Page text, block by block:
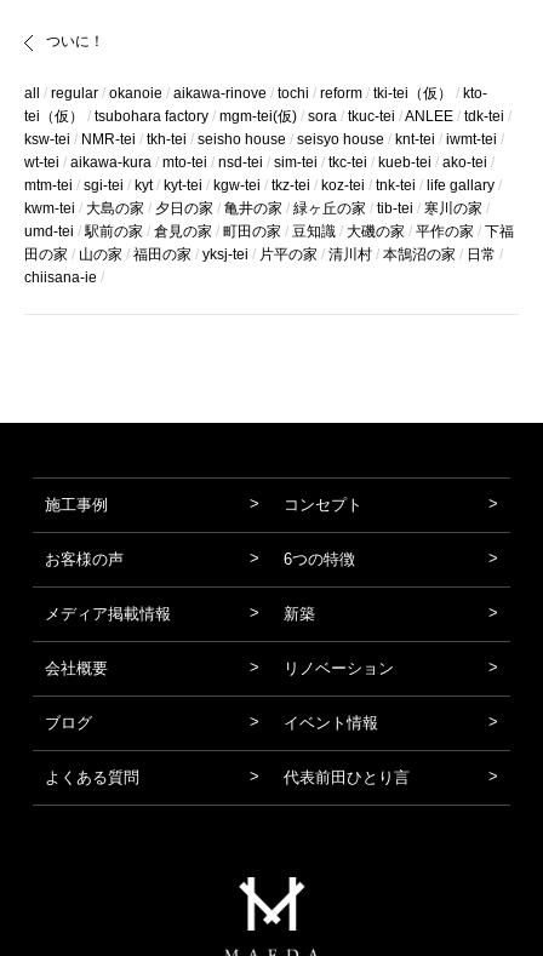
ついに！
all regular okanoie aikawa-rinove tochi reform tki-tei（仮）
kto-
tei（仮）
tsubohara factory mgm-tei(仮) sora tkuc-tei ANLEE
tdk-tei
ksw-tei
NMR-tei tkh-tei seisho house seisyo house knt-tei
iwmt-tei
wt-tei
aikawa-kura mto-tei nsd-tei sim-tei tkc-tei kueb-tei
ako-tei
mtm-tei
sgi-tei kyt kyt-tei kgw-tei tkz-tei koz-tei tnk-tei
life gallary
kwm-tei
大島の家 夕日の家 亀井の家 緑ヶ丘の家 tib-tei
寒川の家
umd-tei
駅前の家 倉見の家 町田の家 豆知識 大磯の家 平作の家
下福
田の家
山の家 福田の家 yksj-tei 片平の家 清川村 本鵠沼の家
日常
chiisana-ie
施工事例 コンセプト
お客様の声 6つの特徴
メディア掲載情報 新築
会社概要 リノベーション
ブログ イベント情報
よくある質問 代表前田ひとり言